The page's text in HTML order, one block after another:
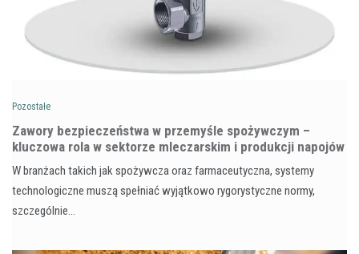
Pozostałe
Zawory bezpieczeństwa w przemyśle spożywczym –
kluczowa rola w sektorze mleczarskim i produkcji napojów
W branżach takich jak spożywcza oraz farmaceutyczna, systemy
technologiczne muszą spełniać wyjątkowo rygorystyczne normy,
szczególnie…